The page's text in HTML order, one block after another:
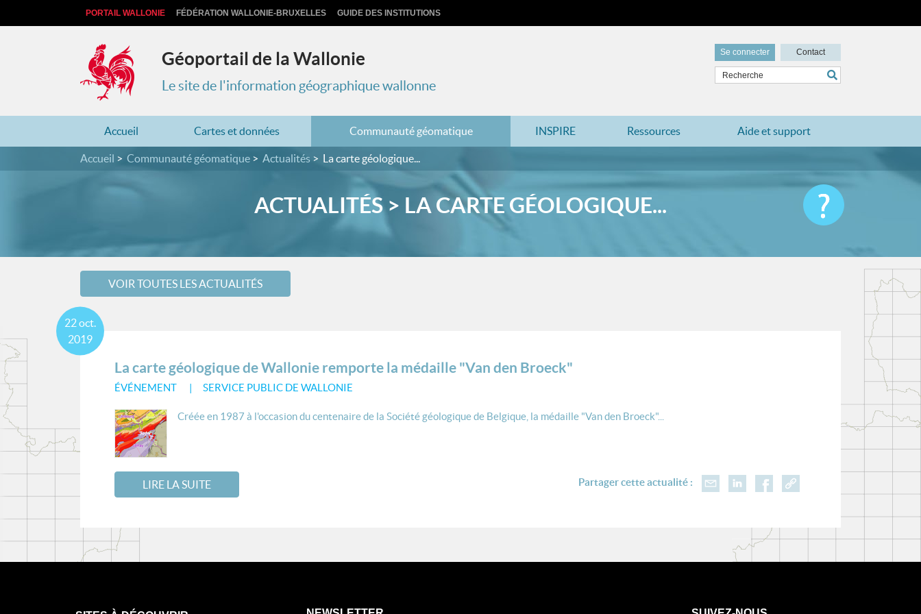
PORTAIL WALLONIE FÉDÉRATION WALLONIE-BRUXELLES GUIDE DES INSTITUTIONS
Géoportail de la Wallonie
Le site de l'information géographique wallonne
Se connecter Contact
Accueil Cartes et données Communauté géomatique INSPIRE Ressources Aide et support
Accueil Communauté géomatique Actualités La carte géologique...
ACTUALITÉS > LA CARTE GÉOLOGIQUE...
VOIR TOUTES LES ACTUALITÉS
La carte géologique de Wallonie remporte la médaille "Van den Broeck"
ÉVÉNEMENT SERVICE PUBLIC DE WALLONIE
22oct.
2019
Créée en 1987 à l'occasion du centenaire de la Société géologique de Belgique, la médaille "Van den Broeck"...
LIRE LA SUITE Partager cette actualité :